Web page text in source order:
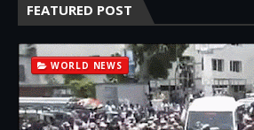
FEATURED POST
WORLD NEWS